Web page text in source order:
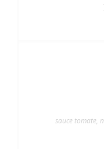
sauce tomate,